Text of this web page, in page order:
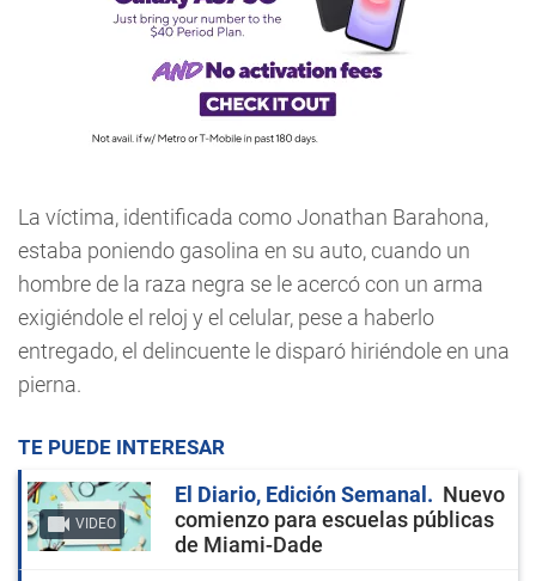
La víctima, identificada como Jonathan Barahona,
estaba poniendo gasolina en su auto, cuando un
hombre de la raza negra se le acercó con un arma
exigiéndole el reloj y el celular, pese a haberlo
entregado, el delincuente le disparó hiriéndole en una
pierna.
TE PUEDE INTERESAR
VIDEO
El Diario, Edición Semanal
Nuevo
comienzo para escuelas públicas
de Miami-Dade